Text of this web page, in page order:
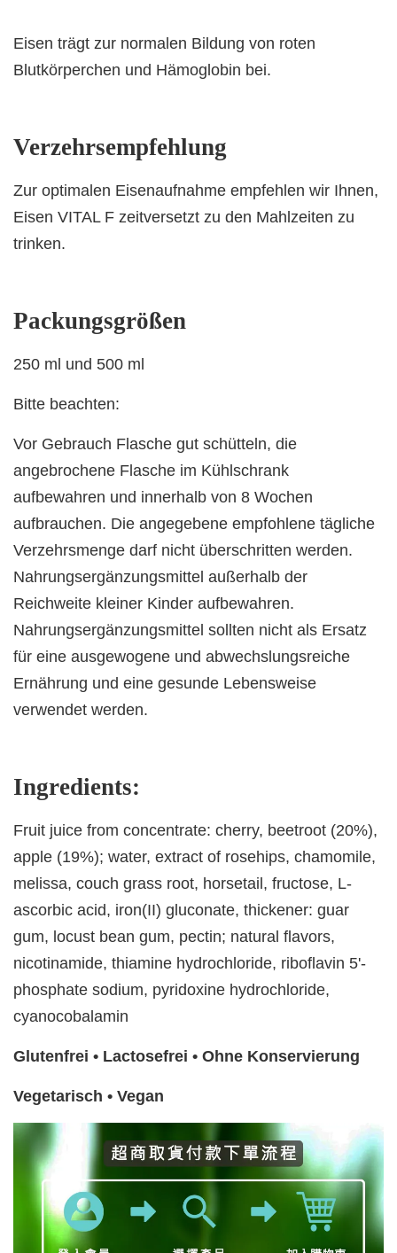
Eisen trägt zur normalen Bildung von roten
Blutkörperchen und Hämoglobin bei.
Verzehrsempfehlung
Zur optimalen Eisenaufnahme empfehlen wir Ihnen,
Eisen VITAL F zeitversetzt zu den Mahlzeiten zu
trinken.
Packungsgrößen
250 ml und 500 ml
Bitte beachten:
Vor Gebrauch Flasche gut schütteln, die
angebrochene Flasche im Kühlschrank
aufbewahren und innerhalb von 8 Wochen
aufbrauchen. Die angegebene empfohlene tägliche
Verzehrsmenge darf nicht überschritten werden.
Nahrungsergänzungsmittel außerhalb der
Reichweite kleiner Kinder aufbewahren.
Nahrungsergänzungsmittel sollten nicht als Ersatz
für eine ausgewogene und abwechslungsreiche
Ernährung und eine gesunde Lebensweise
verwendet werden.
Ingredients:
Fruit juice from concentrate: cherry, beetroot (20%),
apple (19%); water, extract of rosehips, chamomile,
melissa, couch grass root, horsetail, fructose, L-
ascorbic acid, iron(II) gluconate, thickener: guar
gum, locust bean gum, pectin; natural flavors,
nicotinamide, thiamine hydrochloride, riboflavin 5'-
phosphate sodium, pyridoxine hydrochloride,
cyanocobalamin
Glutenfrei • Lactosefrei • Ohne Konservierung
Vegetarisch • Vegan